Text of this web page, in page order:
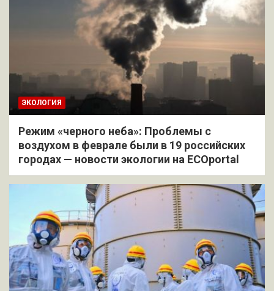
ЭКОЛОГИЯ
Режим «черного неба»: Проблемы с
воздухом в феврале были в 19 российских
городах — новости экологии на ECOportal